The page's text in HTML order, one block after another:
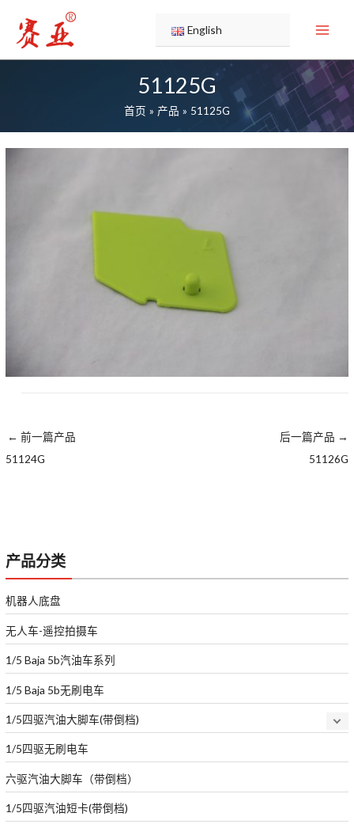
容
English
51125G
首页 产品 51125G
产品分类
机器人底盘
无人车-遥控拍摄车
1/5 Baja 5b汽油车系列
1/5 Baja 5b无刷电车
1/5四驱汽油大脚车(带倒档)
1/5四驱无刷电车
六驱汽油大脚车（带倒档）
1/5四驱汽油短卡(带倒档)
← 前一篇产品
51124G
后一篇产品 →
51126G